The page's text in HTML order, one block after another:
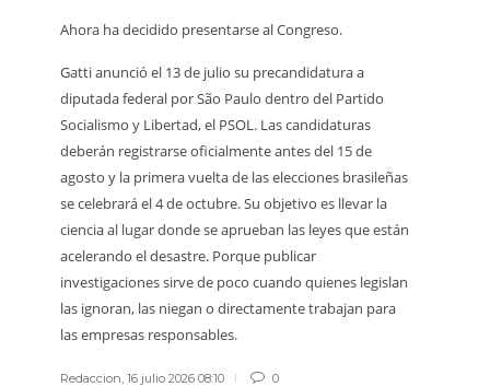
Ahora ha decidido presentarse al Congreso.
Gatti anunció el 13 de julio su precandidatura a
diputada federal por São Paulo dentro del Partido
Socialismo y Libertad, el PSOL. Las candidaturas
deberán registrarse oficialmente antes del 15 de
agosto y la primera vuelta de las elecciones brasileñas
se celebrará el 4 de octubre. Su objetivo es llevar la
ciencia al lugar donde se aprueban las leyes que están
acelerando el desastre. Porque publicar
investigaciones sirve de poco cuando quienes legislan
las ignoran, las niegan o directamente trabajan para
las empresas responsables.
Redaccion ,16 julio 2026 08:10 0